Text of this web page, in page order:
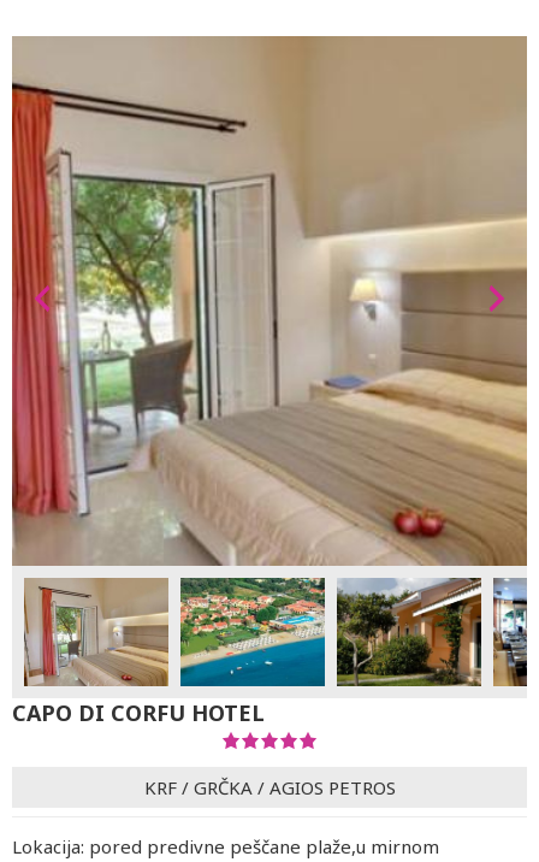
CAPO DI CORFU HOTEL
KRF/ GRČKA / AGIOS PETROS
Lokacija: pored predivne peščane plaže,u mirnom